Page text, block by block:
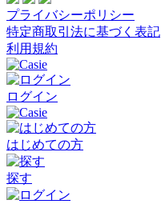
プライバシーポリシー
特定商取引法に基づく表記
利用規約
ログイン
はじめての方
探す